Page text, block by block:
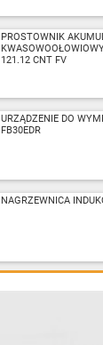
PROSTOWNIK
121.12 CNT FV
URZĄDZENIE DO
FB30EDR
NAGRZEWNICA